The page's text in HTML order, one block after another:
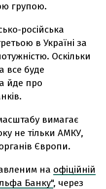
групою.
російська
в Україні за
Оскільки
все буде
йде про
вимагає
не тільки АМКУ,
Європи.
на офіційній
Банку", через